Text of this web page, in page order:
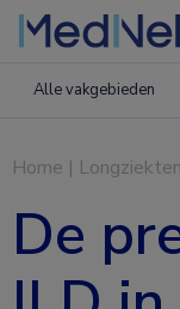
Alle vakgebieden
Home | Longziekten
De